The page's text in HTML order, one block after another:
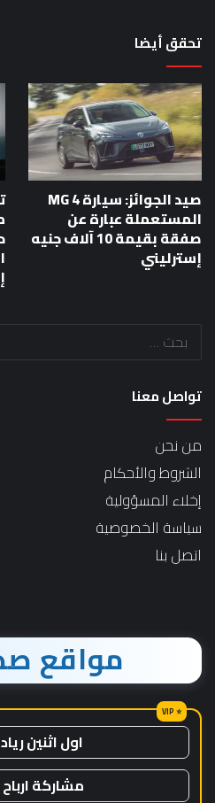
تحقق أيضا
صيد الجوائز: سيارة MG 4
المستعملة عبارة عن
صفقة بقيمة 10 آلاف جنيه
إسترليني
تواصل معنا
من نحن
الشروط والأحكام
إخلاء المسؤولية
سياسة الخصوصية
اتصل بنا
مواقع
اول اثنين
مشاركة